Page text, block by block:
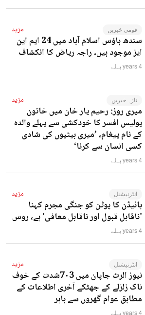
قومی خبریں مزید
سندھ ہاؤس اسلام آباد میں 24 ایم این
ایز موجود ہیں، راجہ ریاض کا انکشاف
4 years پہلے
تازہ خبریں مزید
میری روز: رحیم یار خان میں خاتون
پولیس افسر کا خودکشی سے پہلے والدہ
کے نام پیغام، ’میری بیٹیوں کی شادی
کسی انسان سے کرنا‘
4 years پہلے
انٹرنیشنل مزید
بائیڈن کا پوٹن کو جنگی مجرم کہنا
'ناقابل قبول اور ناقابل معافی' ہے، روس
4 years پہلے
انٹرنیشنل مزید
نیوز الرٹ جاپان میں 7۰3شدت کے خوف
ناک زلزلے کے جھٹکے آخری اطلاعات کے
مطابق عوام گھروں سے باہر
4 years پہلے